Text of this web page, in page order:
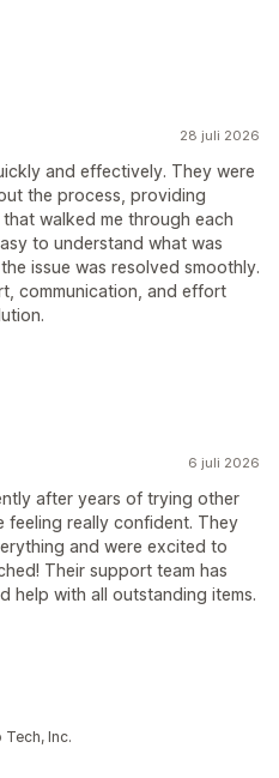
28 juli 2026
and effectively. They were
the process, providing
walked me through each
to understand what was
issue was resolved smoothly.
communication, and effort
6 juli 2026
after years of trying other
feeling really confident. They
and were excited to
Their support team has
help with all outstanding items.
Inc.